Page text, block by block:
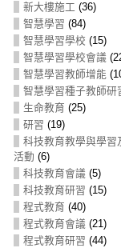
新大樓施工 (36)
智慧學習 (84)
智慧學習學校 (15)
智慧學習學校會議
智慧學習教師增能
智慧學習種子教師研
生命教育 (25)
研習 (19)
科技教育教學與學習
活動 (6)
科技教育會議 (5)
科技教育研習 (15)
程式教育 (40)
程式教育會議 (21)
程式教育研習 (44)